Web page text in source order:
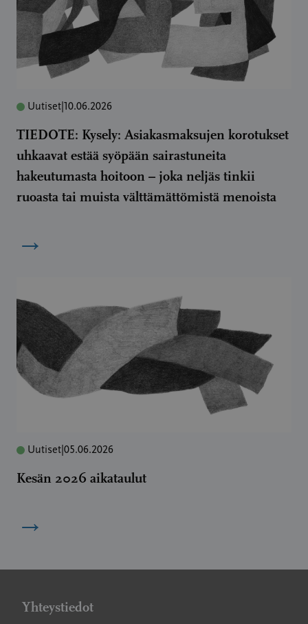
Uutiset 10.06.2026
TIEDOTE: Kysely: Asiakasmaksujen korotukset
uhkaavat estää syöpään sairastuneita
hakeutumasta hoitoon – joka neljäs tinkii
ruoasta tai muista välttämättömistä menoista
→
Uutiset 05.06.2026
Kesän 2026 aikataulut
→
Yhteystiedot